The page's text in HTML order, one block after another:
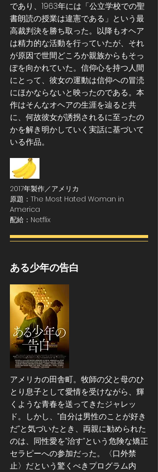
であり、1963年には「公立学校での聖
書朗読の授業は違憲である」という最
高裁判決を勝ち取った。以降もオヘア
は精力的な活動を行っていたが、それ
が原因で世間どころか親族からもそっ
ぽを向かれていた。信仰心を持つ人間
にとって、彼女の運動は信仰への冒涜
にほかならないと映ったのである。本
作はそんなオヘアの生涯を辿ると共
に、何故彼女が誘拐されるに至ったの
かを解き明かしていく実話に基づいて
いる作品。
2017年製作／アメリカ
原題：The Most Hated Woman in
America
配給：Netflix
ある少年の告白
アメリカの田舎町。牧師の父と母のひ
とり息子として愛情を受けながら、輝
くような青春を送ってきたジャレッ
ド。しかし、”自分は男性のことが好き
だ”と気づいたとき、両親に勧められた
のは、同性愛を”治す”という危険な矯正
セラピーへの参加だった。〈口外禁
止〉だという驚くべきプログラム内